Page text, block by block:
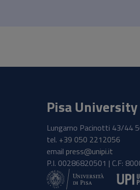
Pisa
Lungarno Pacinotti 43/44
tel. +39 050 2212056
email press@unipi.it
P.I. 00286820501 | C.F: